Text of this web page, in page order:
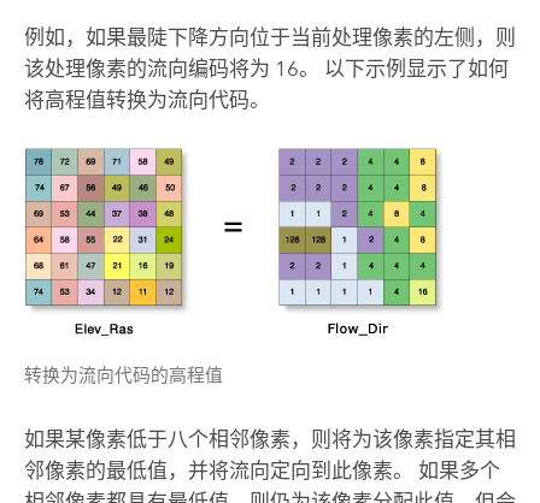
例如，如果最陡下降方向位于当前处理像素的左侧，则
该处理像素的流向编码将为 16。 以下示例显示了如何
将高程值转换为流向代码。
转换为流向代码的高程值
如果某像素低于八个相邻像素，则将为该像素指定其相
邻像素的最低值，并将流向定向到此像素。 如果多个